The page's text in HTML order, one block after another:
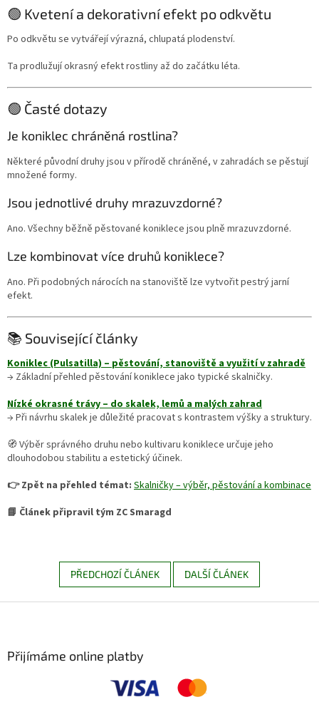
🟢 Kvetení a dekorativní efekt po odkvětu
Po odkvětu se vytvářejí výrazná, chlupatá plodenství.
Ta prodlužují okrasný efekt rostliny až do začátku léta.
🟢 Časté dotazy
Je koniklec chráněná rostlina?
Některé původní druhy jsou v přírodě chráněné, v zahradách se pěstují
množené formy.
Jsou jednotlivé druhy mrazuvzdorné?
Ano. Všechny běžně pěstované koniklece jsou plně mrazuvzdorné.
Lze kombinovat více druhů koniklece?
Ano. Při podobných nárocích na stanoviště lze vytvořit pestrý jarní
efekt.
📚 Související články
Koniklec (Pulsatilla) – pěstování, stanoviště a využití v zahradě
→ Základní přehled pěstování koniklece jako typické skalničky.
Nízké okrasné trávy – do skalek, lemů a malých zahrad
→ Při návrhu skalek je důležité pracovat s kontrastem výšky a struktury.
🧭 Výběr správného druhu nebo kultivaru koniklece určuje jeho
dlouhodobou stabilitu a estetický účinek.
👉 Zpět na přehled témat: Skalničky – výběr, pěstování a kombinace
📘 Článek připravil tým ZC Smaragd
PŘEDCHOZÍ ČLÁNEK DALŠÍ ČLÁNEK
Přijímáme online platby